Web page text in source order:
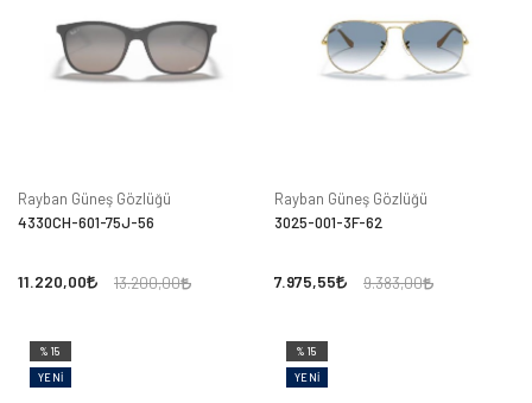
Rayban Güneş Gözlüğü
4330CH-601-75J-56
11.220,00 13.200,00
Rayban Güneş Gözlüğü
3025-001-3F-62
7.975,55 9.383,00
%15
YENI
%15
YENI